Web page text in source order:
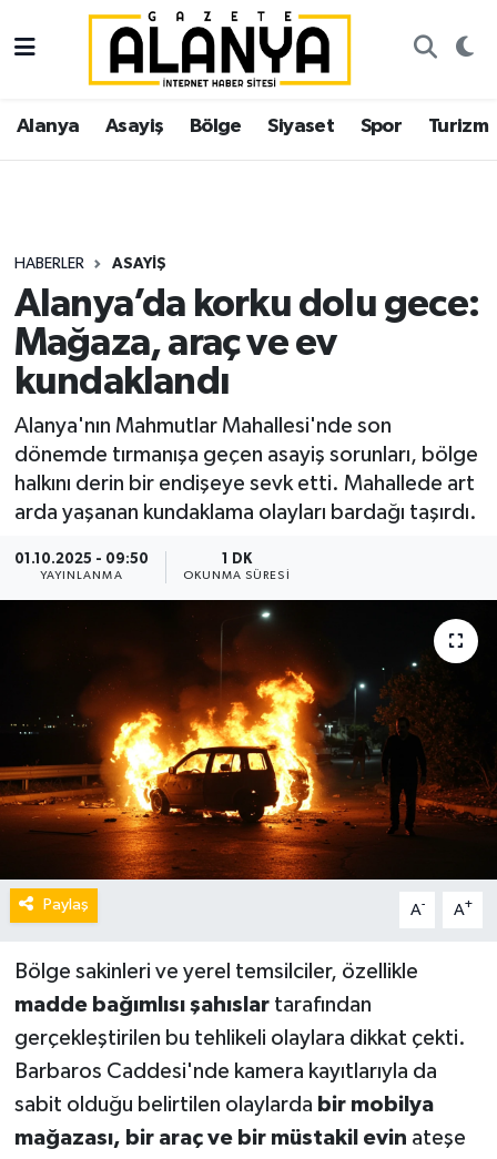
Alanya Asayiş Bölge Siyaset Spor Turizm
HABERLER ASAYIŞ
Alanya’da korku dolu gece:
Mağaza, araç ve ev
kundaklandı
Alanya'nın Mahmutlar Mahallesi'nde son
dönemde tırmanışa geçen asayiş sorunları, bölge
halkını derin bir endişeye sevk etti. Mahallede art
arda yaşanan kundaklama olayları bardağı taşırdı.
01.10.2025 - 09:50
YAYINLANMA
1 DK
OKUNMA SÜRESI
Paylaş A- A+
Bölge sakinleri ve yerel temsilciler, özellikle
madde bağımlısı şahıslartarafından
gerçekleştirilen bu tehlikeli olaylara dikkat çekti.
Barbaros Caddesi'nde kamera kayıtlarıyla da
sabit olduğu belirtilen olaylarda bir mobilya
mağazası, bir araç ve bir müstakil evin ateşe
Alanya
Asayiş
Siyaset
Spor
Turizm
Ekonomi
Gazipaşa
İstanbul Nöbetçi Eczaneler
İstanbul Hava Durumu
Süper Lig Puan Durumu ve Fikstür
Tüm Manşetler
Son Dakika Haberleri
Haber Arşivi